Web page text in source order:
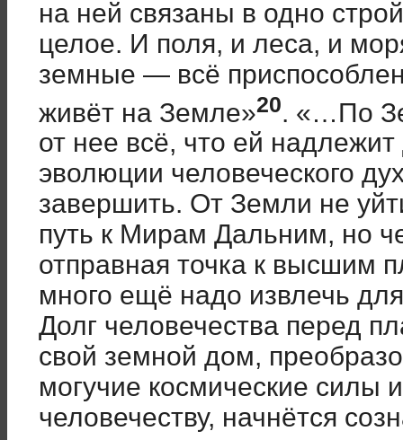
на ней связаны в одно
целое. И поля, и леса, и
земные — всё
живёт на Земле»20. «…По
от нее всё, что ей
эволюции человеческого
завершить. От Земли не
путь к Мирам Дальним, но
отправная точка к высшим
много ещё надо извлечь
Долг человечества перед
свой земной дом,
могучие космические силы
человечеству, начнётся